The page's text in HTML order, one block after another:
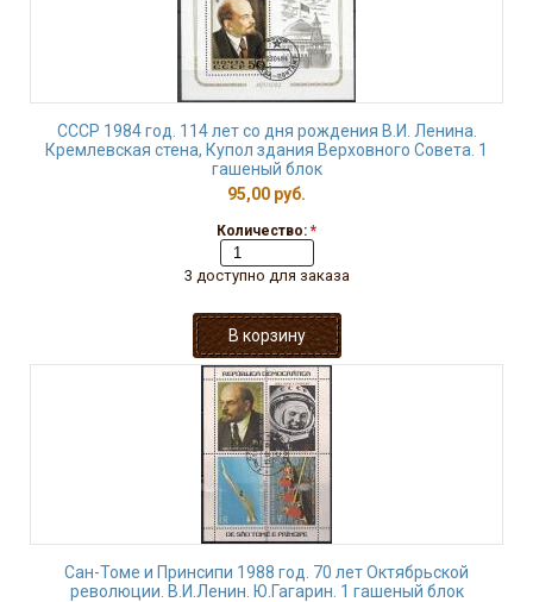
СССР 1984 год. 114 лет со дня рождения В.И. Ленина.
Кремлевская стена, Купол здания Верховного Совета. 1
гашеный блок
95,00 руб.
Количество: *
3 доступно для заказа
Сан-Томе и Принсипи 1988 год. 70 лет Октябрьской
революции. В.И.Ленин. Ю.Гагарин. 1 гашеный блок